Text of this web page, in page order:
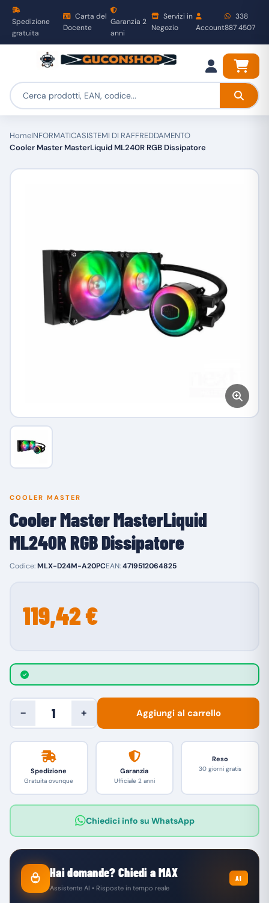
Spedizione
gratuita
Carta del
Docente
Garanzia 2
anni
Servizi in
Negozio
Account
338
887 4507
HomeINFORMATICASISTEMI DI RAFFREDDAMENTO
Cooler Master MasterLiquid ML240R RGB Dissipatore
COOLER MASTER
Cooler Master MasterLiquid
ML240R RGB Dissipatore
Codice:MLX-D24M-A20PCEAN:4719512064825
119,42 €
− + Aggiungi al carrello
Spedizione
Gratuita ovunque
Garanzia
Ufficiale 2 anni
Reso
30 giorni gratis
Chiedici info su WhatsApp
Hai domande? Chiedi a MAX
Assistente AI • Risposte in tempo reale
AI